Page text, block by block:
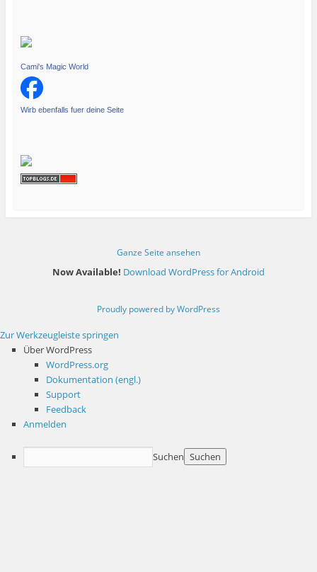
Cami's Magic World
Wirb ebenfalls fuer deine Seite
Ganze Seite ansehen
Now Available! Download WordPress for Android
Proudly powered by WordPress
Zur Werkzeugleiste springen
Über WordPress
WordPress.org
Dokumentation (engl.)
Support
Feedback
Anmelden
Suchen